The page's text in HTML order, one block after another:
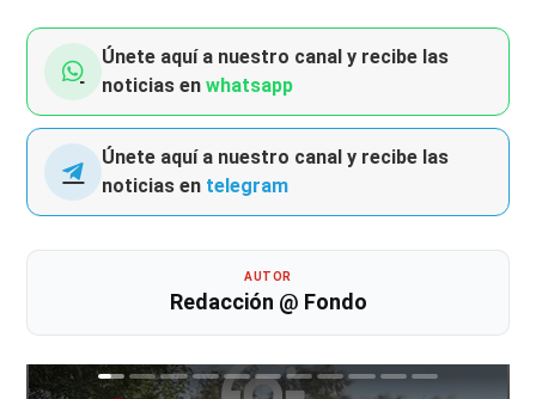
Únete aquí a nuestro canal y recibe las
noticias enwhatsapp
Únete aquí a nuestro canal y recibe las
noticias en telegram
AUTOR
Redacción @ Fondo